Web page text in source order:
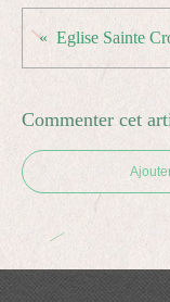
Eglise Sainte
Commenter cet